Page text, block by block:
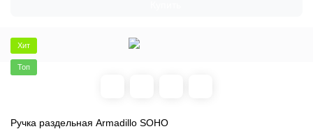
Хит
Топ
Ручка раздельная Armadillo SOHO